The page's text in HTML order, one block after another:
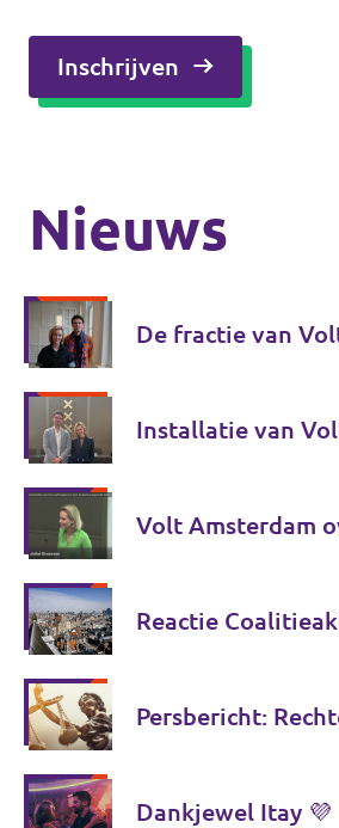
Inschrijven
Nieuws
De fractie van
Installatie van
Volt Amsterdam
Reactie
Persbericht:
Dankjewel Itay 💜